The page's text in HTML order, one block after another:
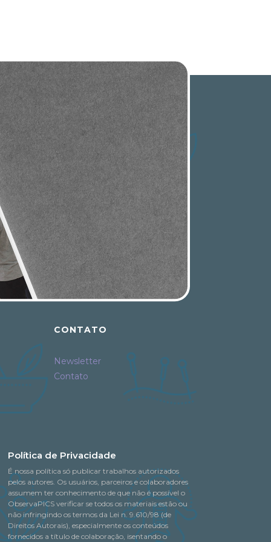
CONTATO
Newsletter
Contato
Política de Privacidade
É nossa política só publicar trabalhos autorizados
pelos autores. Os usuários, parceiros e colaboradores
assumem ter conhecimento de que não é possível o
ObservaPICS verificar se todos os materiais estão ou
não infringindo os termos da Lei n. 9.610/98 (de
Direitos Autorais), especialmente os conteúdos
fornecidos a título de colaboração, isentando o